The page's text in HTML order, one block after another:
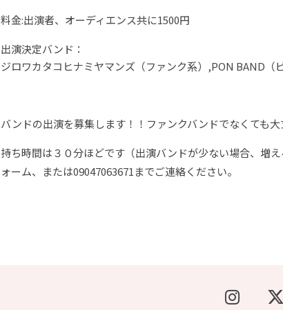
料金:出演者、オーディエンス共に1500円
出演決定バンド：
ジロワカタコヒナミヤマンズ（ファンク系）,PON BAND（
バンドの出演を募集します！！ファンクバンドでなくても大
持ち時間は３０分ほどです（出演バンドが少ない場合、増
ォーム、または09047063671までご連絡ください。